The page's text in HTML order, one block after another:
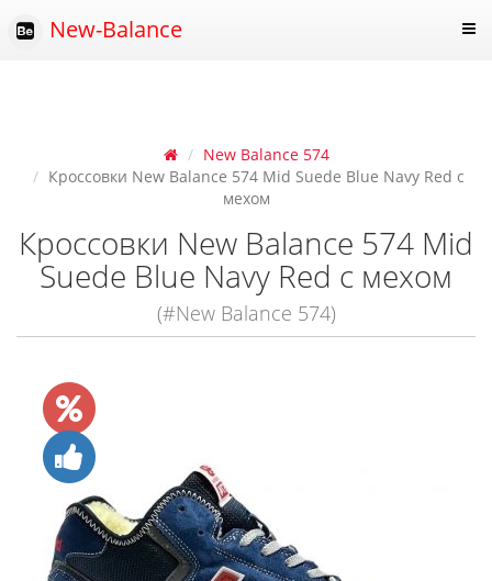
New-Balance
New Balance 574
Кроссовки New Balance 574 Mid Suede Blue Navy Red с
мехом
Кроссовки New Balance 574 Mid
Suede Blue Navy Red с мехом
(#New Balance 574)